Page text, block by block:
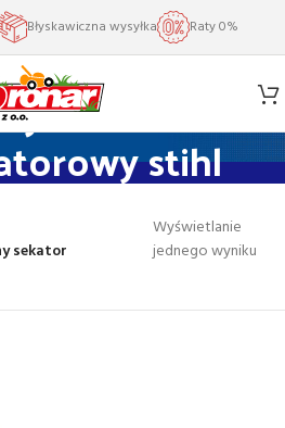
Błyskawiczna wysyłka Raty 0%
sekator
stihl
sekator
Wyświetlanie
jednego wyniku